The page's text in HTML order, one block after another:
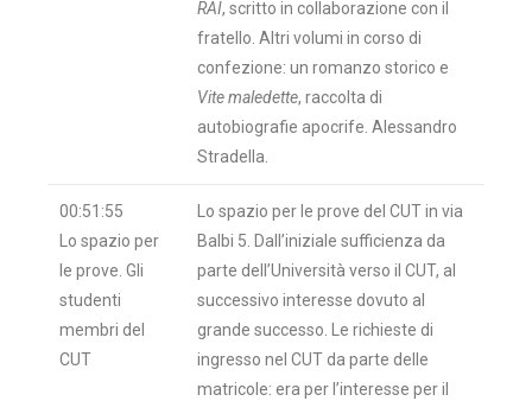
RAI, scritto in collaborazione con il
fratello. Altri volumi in corso di
confezione: un romanzo storico e
Vite maledette, raccolta di
autobiografie apocrife. Alessandro
Stradella.
00:51:55
Lo spazio per
le prove. Gli
studenti
membri del
CUT
Lo spazio per le prove del CUT in via
Balbi 5. Dall’iniziale sufficienza da
parte dell’Università verso il CUT, al
successivo interesse dovuto al
grande successo. Le richieste di
ingresso nel CUT da parte delle
matricole: era per l’interesse per il